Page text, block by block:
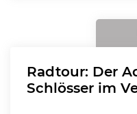
Radtour: Der
Schlösser im